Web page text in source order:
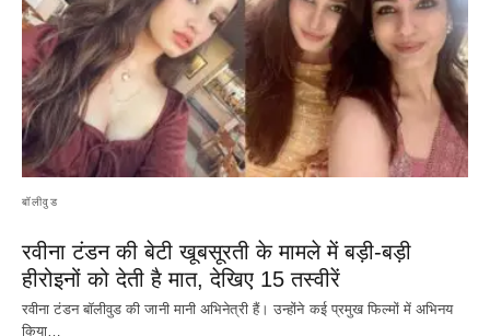
बॉलीवुड
रवीना टंडन की बेटी खूबसूरती के मामले में बड़ी-बड़ी
हीरोइनों को देती है मात, देखिए 15 तस्वीरें
रवीना टंडन बॉलीवुड की जानी मानी अभिनेत्री हैं। उन्होंने कई प्रमुख फिल्मों में अभिनय
किया…